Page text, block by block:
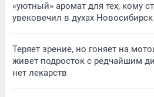
«уютный» аромат для тех, кому
увековечил в духах Новосибирск
Теряет зрение, но гоняет на
живет подросток с редчайшим
нет лекарств